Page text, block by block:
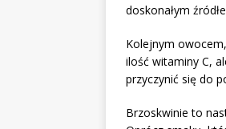
doskonałym
Kolejnym
ilość witaminy C,
przyczynić się do
Brzoskwinie to